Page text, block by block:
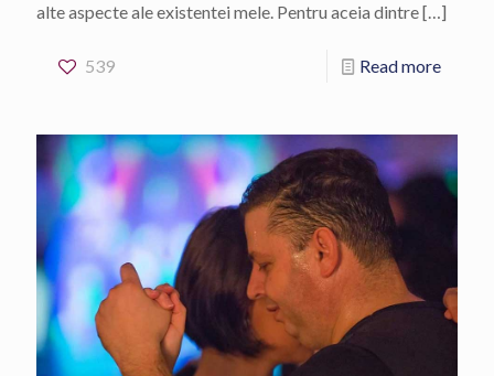
alte aspecte ale existentei mele. Pentru aceia dintre[…]
539 Read more